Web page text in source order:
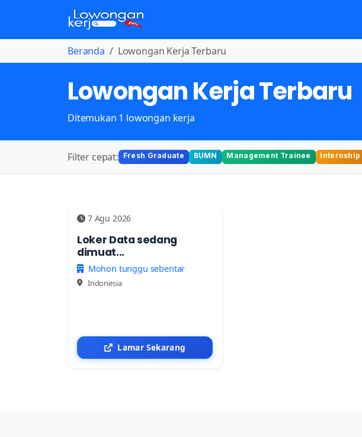
Beranda Lowongan Kerja Terbaru
Lowongan Kerja Terbaru
Ditemukan 1 lowongan kerja
Filter cepat: Fresh Graduate BUMN Management Trainee Internship
7 Agu 2026
Loker Data sedang
dimuat...
Mohon tunggu sebentar
Indonesia
Lamar Sekarang